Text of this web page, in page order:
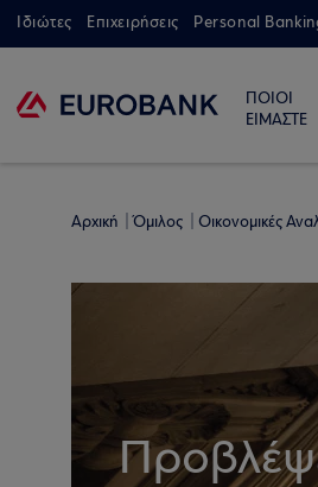
Ιδιώτες Επιχειρήσεις Personal
ΠΟΙΟΙ
ΕΙΜΑΣΤΕ
Αρχική Όμιλος Οικονομικές